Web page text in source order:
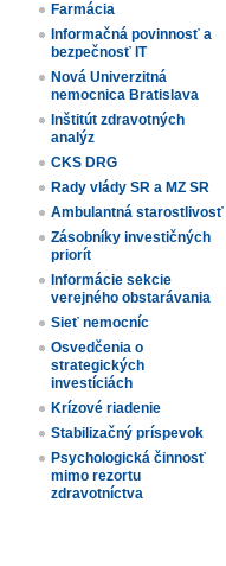
Farmácia
Informačná povinnosť a
bezpečnosť IT
Nová Univerzitná
nemocnica Bratislava
Inštitút zdravotných
analýz
CKS DRG
Rady vlády SR a MZ SR
Ambulantná starostlivosť
Zásobníky investičných
priorít
Informácie sekcie
verejného obstarávania
Sieť nemocníc
Osvedčenia o
strategických
investíciách
Krízové riadenie
Stabilizačný príspevok
Psychologická činnosť
mimo rezortu
zdravotníctva